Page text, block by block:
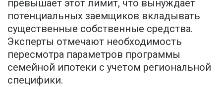
превышает этот лимит, что вынуждает
потенциальных заемщиков вкладывать
существенные собственные средства.
Эксперты отмечают необходимость
пересмотра параметров программы
семейной ипотеки с учетом региональной
специфики.